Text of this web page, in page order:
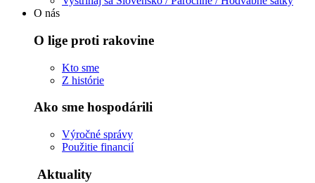
O nás
O lige proti rakovine
Kto sme
Z histórie
Ako sme hospodárili
Výročné správy
Použitie financií
Aktuality